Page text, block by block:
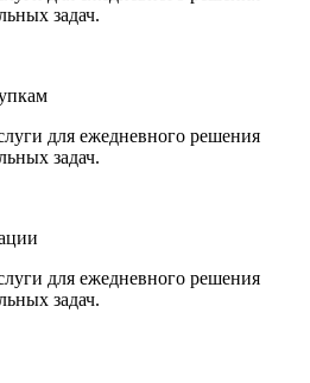
задач.
для ежедневного решения
задач.
для ежедневного решения
задач.